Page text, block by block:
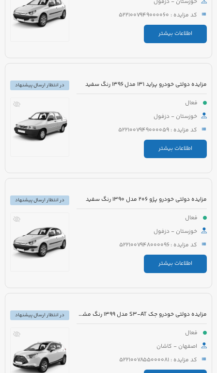
کد مزایده : 5221007949000060
اطلاعات بیشتر
مزایده دولتی خودرو پراید 131 مدل 1396 رنگ سفید
فعال
خوزستان - دزفول
کد مزایده : 5221007949000059
اطلاعات بیشتر
در انتظار ارسال پیشنهاد
مزایده دولتی خودرو پژو 206 مدل 1390 رنگ سفید
فعال
خوزستان - دزفول
کد مزایده : 5221007948000096
اطلاعات بیشتر
در انتظار ارسال پیشنهاد
مزایده دولتی خودرو جک S3-AT مدل 1399 رنگ مشکی
فعال
اصفهان - کاشان
کد مزایده : 5221007855000081
در انتظار ارسال پیشنهاد